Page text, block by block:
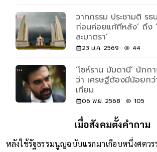
วาทกรรม ประชามติ รธ
ก่อนค่อยแก้ทีหลัง’ ถึง
ละมาตรา’
23 ม.ค. 2569 44
‘โซห์ราน มัมดานี’ นักก
ว่า เศรษฐีต้องมีน้อยกว่
เทียม
06 พ.ย. 2568 105
เมื่อสังคมตั้งคำถาม
หลังใช้รัฐธรรมนูญฉบับแรกมาเกือบหนึ่งศตว